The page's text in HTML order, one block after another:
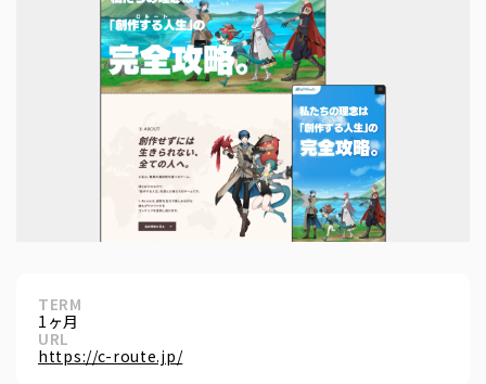
TERM
1ヶ月
URL
https://c-route.jp/